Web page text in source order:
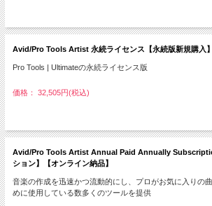
Avid/Pro Tools Artist 永続ライセンス【永続版新規購入
Pro Tools | Ultimateの永続ライセンス版
価格： 32,505円(税込)
Avid/Pro Tools Artist Annual Paid Annually
ション】【オンライン納品】
音楽の作成を迅速かつ流動的にし、プロがお気に入りの
めに使用している数多くのツールを提供